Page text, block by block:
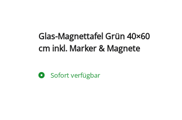
Glas-Magnettafel Grün 40×60
cm inkl. Marker & Magnete
Sofort verfügbar